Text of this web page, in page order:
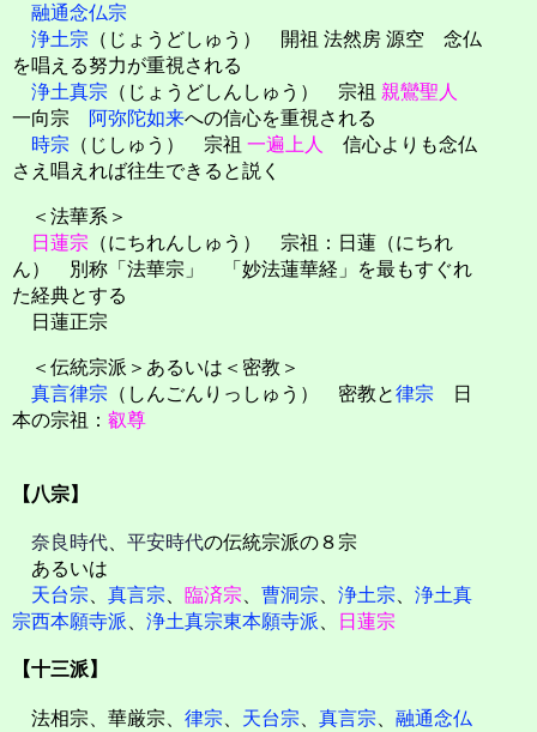
融通念仏宗
浄土宗 （じょうどしゅう） 開祖 法然房 源空 念仏
を唱える努力が重視される
浄土真宗 （じょうどしんしゅう） 宗祖 親鸞聖人
一向宗
阿弥陀如来への信心を重視される
時宗 （じしゅう） 宗祖 一遍上人
信心よりも念仏
さえ唱えれば往生できると説く
＜法華系＞
日蓮宗 （にちれんしゅう） 宗祖：日蓮（にちれ
ん） 別称「法華宗」 「妙法蓮華経」を最もすぐれ
た経典とする
日蓮正宗
＜伝統宗派＞あるいは＜密教＞
真言律宗 （しんごんりっしゅう） 密教と律宗 日
本の宗祖： 叡尊
【八宗】
奈良時代 平安時代の伝統宗派の８宗
あるいは
天台宗
真言宗 臨済宗 曹洞宗 浄土宗
浄土真
宗西本願寺派
浄土真宗東本願寺派 日蓮宗
【十三派】
法相宗、華厳宗、 律宗 天台宗 真言宗
融通念仏